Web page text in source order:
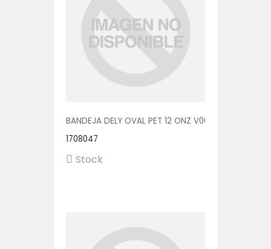
BANDEJA DELY OVAL PET 12 ONZ V00511/P 1/400
1708047
Stock